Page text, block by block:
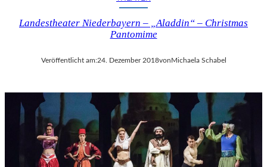
N
–
A
N
N
E
N
D
Landestheater Niederbayern – „Aladdin“ – Christmas
Pantomime
Veröffentlicht am:24. Dezember 2018vonMichaela Schabel